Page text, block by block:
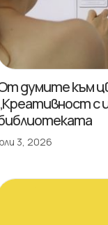
думите към
с
3, 2026